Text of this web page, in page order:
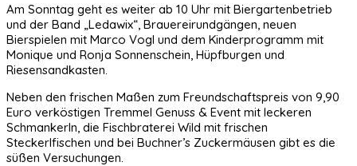
Am Sonntag geht es weiter ab 10 Uhr mit Biergartenbetrieb
und der Band „Ledawix“, Brauereirundgängen, neuen
Bierspielen mit Marco Vogl und dem Kinderprogramm mit
Monique und Ronja Sonnenschein, Hüpfburgen und
Riesensandkasten.
Neben den frischen Maßen zum Freundschaftspreis von 9,90
Euro verköstigen Tremmel Genuss & Event mit leckeren
Schmankerln, die Fischbraterei Wild mit frischen
Steckerlfischen und bei Buchner’s Zuckermäusen gibt es die
süßen Versuchungen.